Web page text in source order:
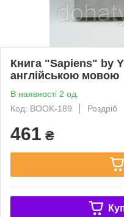
Книга "Sapiens" by
англійською мовою
В наявності 2 од.
Код: BOOK-189
Роздріб
461 ₴